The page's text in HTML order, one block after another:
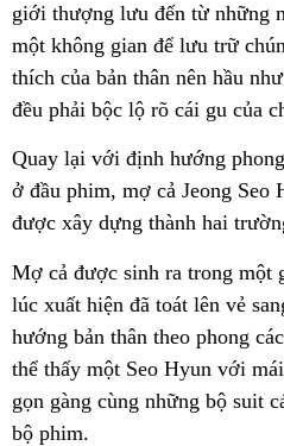
giới thượng lưu đến từ những
một không gian để lưu trữ
thích của bản thân nên hầu
đều phải bộc lộ rõ cái gu của
Quay lại với định hướng
ở đầu phim, mợ cả Jeong Seo
được xây dựng thành hai
Mợ cả được sinh ra trong một
lúc xuất hiện đã toát lên vẻ
hướng bản thân theo phong
thể thấy một Seo Hyun với
gọn gàng cùng những bộ suit
bộ phim.